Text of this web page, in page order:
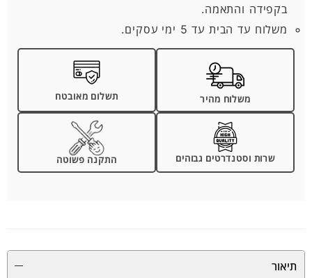
בקפידה והתאמה.
משלוח עד הבית עד 5 ימי עסקים.
משלוח מהיר תשלום מאובטח
שרות וסטנדרטים גבוהים התקנה פשוטה
תיאור